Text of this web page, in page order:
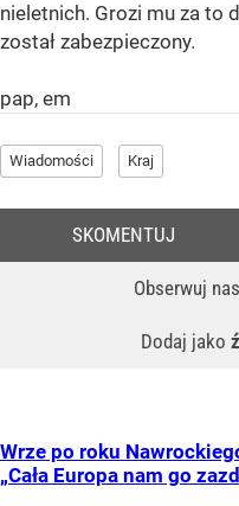
nieletnich. Grozi mu za to
został zabezpieczony.
pap, em
Wiadomości Kraj
Obserwuj nas
Dodaj jako
SKOMENTUJ
Wrze po roku
„Cała Europa nam go